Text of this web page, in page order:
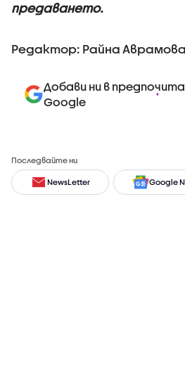
предаването.
Редактор: Райна Аврамова
Добави ни в
Google
Последвайте ни
NewsLetter Google